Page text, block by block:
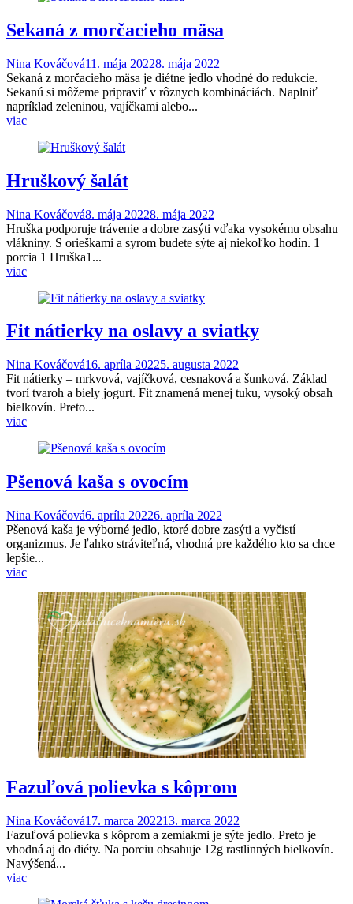
Sekaná z morčacieho mäsa
Nina Kováčová11. mája 20228. mája 2022
Sekaná z morčacieho mäsa je diétne jedlo vhodné do redukcie.
Sekanú si môžeme pripraviť v rôznych kombináciách. Naplniť
napríklad zeleninou, vajíčkami alebo...
viac
Hruškový šalát
Nina Kováčová8. mája 20228. mája 2022
Hruška podporuje trávenie a dobre zasýti vďaka vysokému obsahu
vlákniny. S orieškami a syrom budete sýte aj niekoľko hodín. 1
porcia 1 Hruška1...
viac
Fit nátierky na oslavy a sviatky
Nina Kováčová16. apríla 20225. augusta 2022
Fit nátierky – mrkvová, vajíčková, cesnaková a šunková. Základ
tvorí tvaroh a biely jogurt. Fit znamená menej tuku, vysoký obsah
bielkovín. Preto...
viac
Pšenová kaša s ovocím
Nina Kováčová6. apríla 20226. apríla 2022
Pšenová kaša je výborné jedlo, ktoré dobre zasýti a vyčistí
organizmus. Je ľahko stráviteľná, vhodná pre každého kto sa chce
lepšie...
viac
Fazuľová polievka s kôprom
Nina Kováčová17. marca 202213. marca 2022
Fazuľová polievka s kôprom a zemiakmi je sýte jedlo. Preto je
vhodná aj do diéty. Na porciu obsahuje 12g rastlinných bielkovín.
Navýšená...
viac